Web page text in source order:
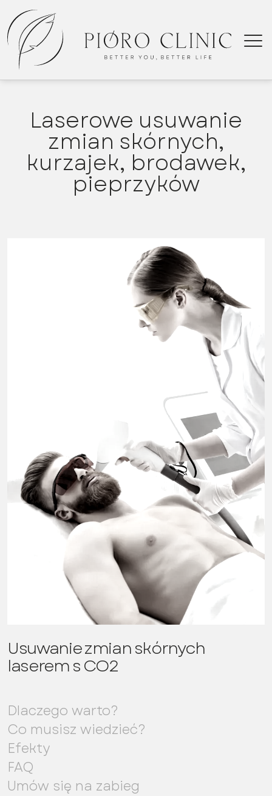
Laserowe usuwanie
zmian skórnych,
kurzajek, brodawek,
pieprzykówKielce
Usuwanie zmian skórnych
laserem s CO2
Dlaczego warto?
Co musisz wiedzieć?
Efekty
FAQ
Umów się na zabieg